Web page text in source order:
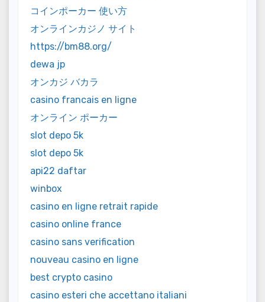
コインポーカー 使い方
オンラインカジノ サイト
https://bm88.org/
dewa jp
オンカジ バカラ
casino francais en ligne
オンライン ポーカー
slot depo 5k
slot depo 5k
api22 daftar
winbox
casino en ligne retrait rapide
casino online france
casino sans verification
nouveau casino en ligne
best crypto casino
casino esteri che accettano italiani